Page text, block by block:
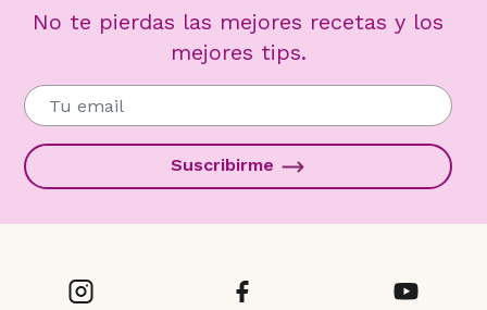
No te pierdas las mejores recetas y los
mejores tips.
Suscribirme